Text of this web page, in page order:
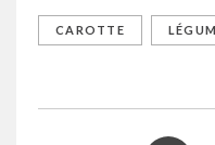
CAROTTE